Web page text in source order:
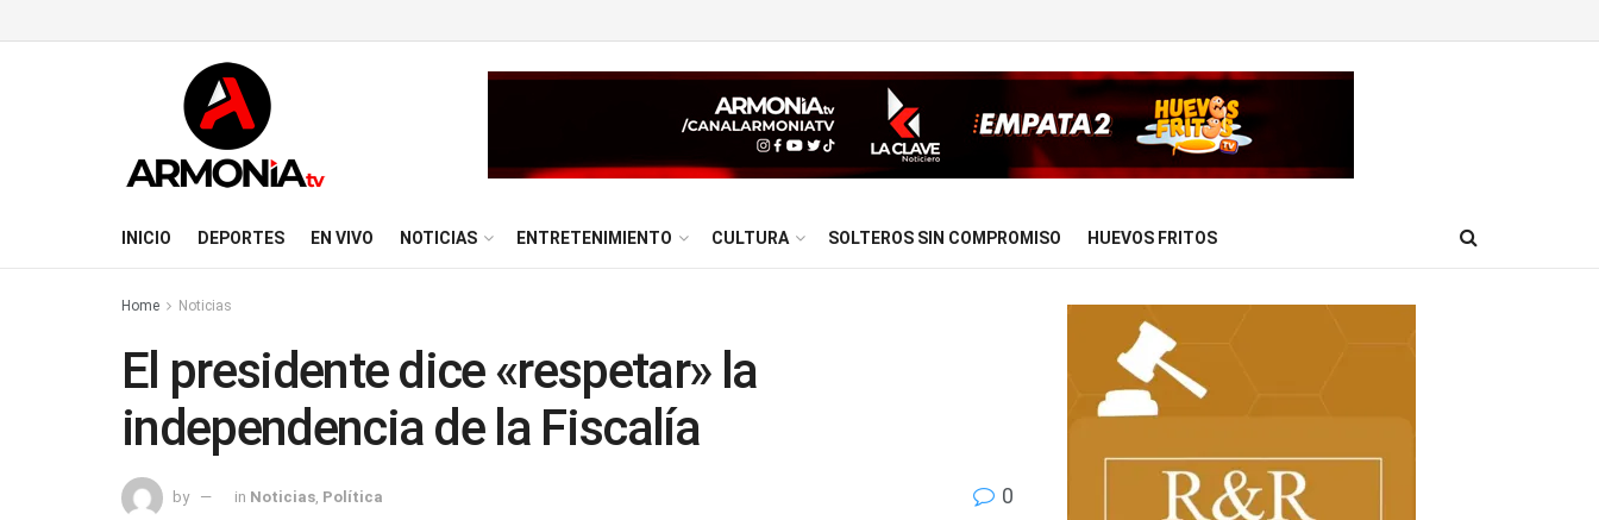
INICIO DEPORTES EN VIVO NOTICIAS ENTRETENIMIENTO CULTURA SOLTEROS SIN COMPROMISO HUEVOS FRITOS
Home Noticias
El presidente dice «respetar» la
independencia de la Fiscalía
by in Noticias Política 0